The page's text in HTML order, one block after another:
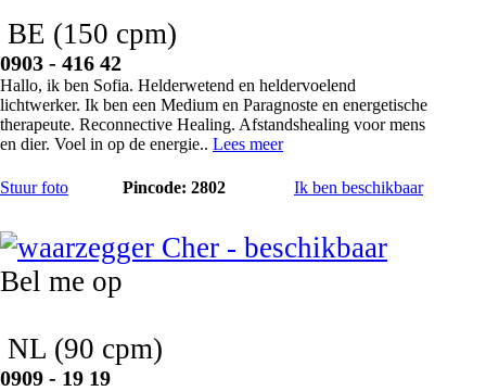
BE (150 cpm)
0903 - 416 42
Hallo, ik ben Sofia. Helderwetend en heldervoelend
lichtwerker. Ik ben een Medium en Paragnoste en energetische
therapeute. Reconnective Healing. Afstandshealing voor mens
en dier. Voel in op de energie.. Lees meer
Stuur foto Pincode: 2802 Ik ben beschikbaar
Bel me op
NL (90 cpm)
0909 - 19 19